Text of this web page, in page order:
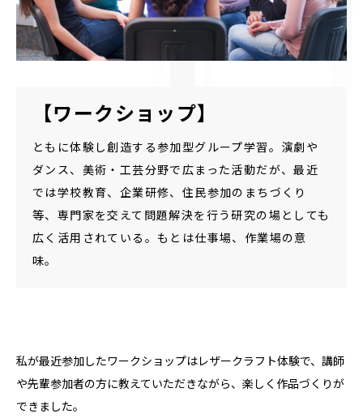
【ワークショップ】
ともに体験し創造する参加型グループ学習。演劇や
ダンス、美術・工芸分野で広まった活動だが、最近
では学校教育、企業研修、住民参加のまちづくり
等、専門家を交えて問題解決を行う研究の場としても
広く活用されている。もとは仕事場、作業場の意
味。
私が最近参加したワークショップはレザークラフト体験で、講師
や先輩参加者の方に教えていただきながら、楽しく作品づくりが
できました。